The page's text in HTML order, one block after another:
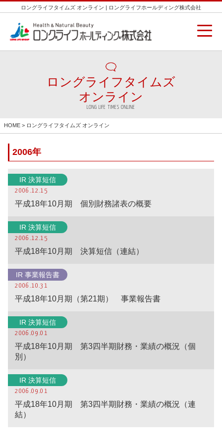
ロングライフタイムズ オンライン | ロングライフホールディング株式会社
ロングライフタイムズ
オンライン
LONG LIFE TIMES ONLINE
HOME > ロングライフタイムズ オンライン
2006年
IR 決算短信
2006.12.15
平成18年10月期 個別財務諸表の概要
IR 決算短信
2006.12.15
平成18年10月期 決算短信（連結）
IR 事業報告書
2006.10.31
平成18年10月期（第21期） 事業報告書
IR 決算短信
2006.09.01
平成18年10月期 第3四半期財務・業績の概況（個
別）
IR 決算短信
2006.09.01
平成18年10月期 第3四半期財務・業績の概況（連
結）